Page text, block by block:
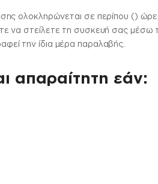
ολοκληρώνεται σε περίπου ()
να στείλετε τη συσκευή σας
την ίδια μέρα παραλαβής.
απαραίτητη εάν: